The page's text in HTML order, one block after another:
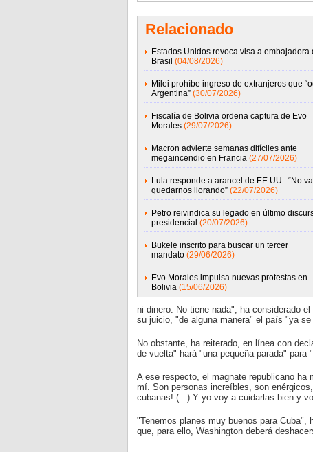
Relacionado
Estados Unidos revoca visa a embajadora
Brasil (04/08/2026)
Milei prohíbe ingreso de extranjeros que
Argentina” (30/07/2026)
Fiscalía de Bolivia ordena captura de Evo
Morales (29/07/2026)
Macron advierte semanas difíciles ante
megaincendio en Francia (27/07/2026)
Lula responde a arancel de EE.UU.: “No
quedarnos llorando” (22/07/2026)
Petro reivindica su legado en último
presidencial (20/07/2026)
Bukele inscrito para buscar un tercer
mandato (29/06/2026)
Evo Morales impulsa nuevas protestas en
Bolivia (15/06/2026)
ni dinero. No tiene nada", ha considerado
su juicio, "de alguna manera" el país "ya se
No obstante, ha reiterado, en línea con
de vuelta" hará "una pequeña parada" para
A ese respecto, el magnate republicano
mí. Son personas increíbles, son
cubanas! (...) Y yo voy a cuidarlas bien y
"Tenemos planes muy buenos para
que, para ello, Washington deberá